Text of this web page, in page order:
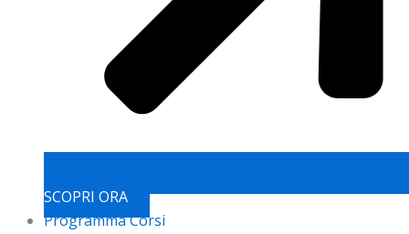
SCOPRI ORA
Programma Corsi